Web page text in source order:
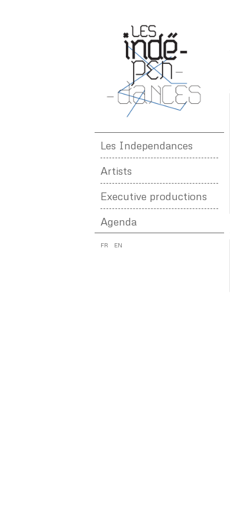
Les Independances
Artists
Executive productions
Agenda
FR EN